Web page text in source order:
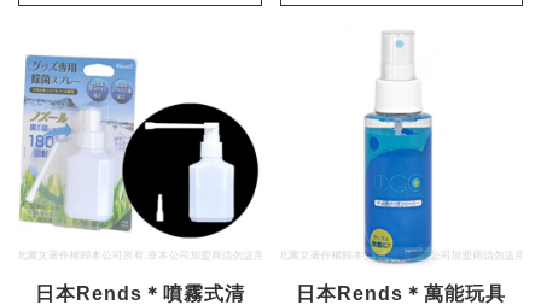
日本Rends＊噴霧式清
日本Rends＊萬能玩具